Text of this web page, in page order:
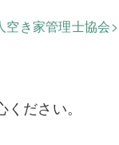
空き家管理士協会
ださい。